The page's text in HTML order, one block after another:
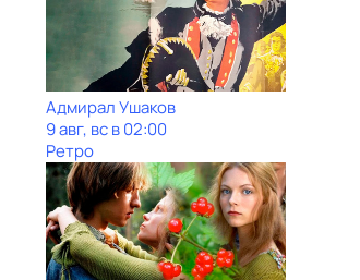
Адмирал Ушаков
9 авг, вс в 02:00
Ретро